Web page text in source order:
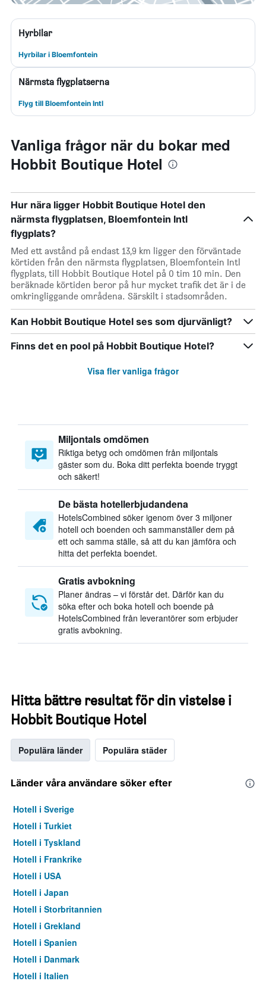
Hyrbilar
Hyrbilar i Bloemfontein
Närmsta flygplatserna
Flyg till Bloemfontein Intl
Vanliga frågor när du bokar med
Hobbit Boutique Hotel
Hur nära ligger Hobbit Boutique Hotel den
närmsta flygplatsen, Bloemfontein Intl
flygplats?
Med ett avstånd på endast 13,9 km ligger den förväntade
körtiden från den närmsta flygplatsen, Bloemfontein Intl
flygplats, till Hobbit Boutique Hotel på 0 tim 10 min. Den
beräknade körtiden beror på hur mycket trafik det är i de
omkringliggande områdena. Särskilt i stadsområden.
Kan Hobbit Boutique Hotel ses som djurvänligt?
Finns det en pool på Hobbit Boutique Hotel?
Visa fler vanliga frågor
Miljontals omdömen
Riktiga betyg och omdömen från miljontals
gäster som du. Boka ditt perfekta boende tryggt
och säkert!
De bästa hotellerbjudandena
HotelsCombined söker igenom över 3 miljoner
hotell och boenden och sammanställer dem på
ett och samma ställe, så att du kan jämföra och
hitta det perfekta boendet.
Gratis avbokning
Planer ändras – vi förstår det. Därför kan du
söka efter och boka hotell och boende på
HotelsCombined från leverantörer som erbjuder
gratis avbokning.
Hitta bättre resultat för din vistelse i
Hobbit Boutique Hotel
Populära länder Populära städer
Länder våra användare söker efter
Hotell i Sverige
Hotell i Turkiet
Hotell i Tyskland
Hotell i Frankrike
Hotell i USA
Hotell i Japan
Hotell i Storbritannien
Hotell i Grekland
Hotell i Spanien
Hotell i Danmark
Hotell i Italien